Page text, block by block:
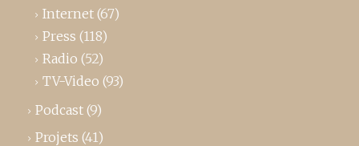
Internet (67)
Press (118)
Radio (52)
TV-Video (93)
Podcast (9)
Projets (41)